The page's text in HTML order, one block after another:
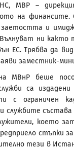
МВР –
на финансите.
заетостта и
ни
ЕС. Трябва да
заместник-
МВнР беше
са
с ограничен
службите
което
стъпки
тези в